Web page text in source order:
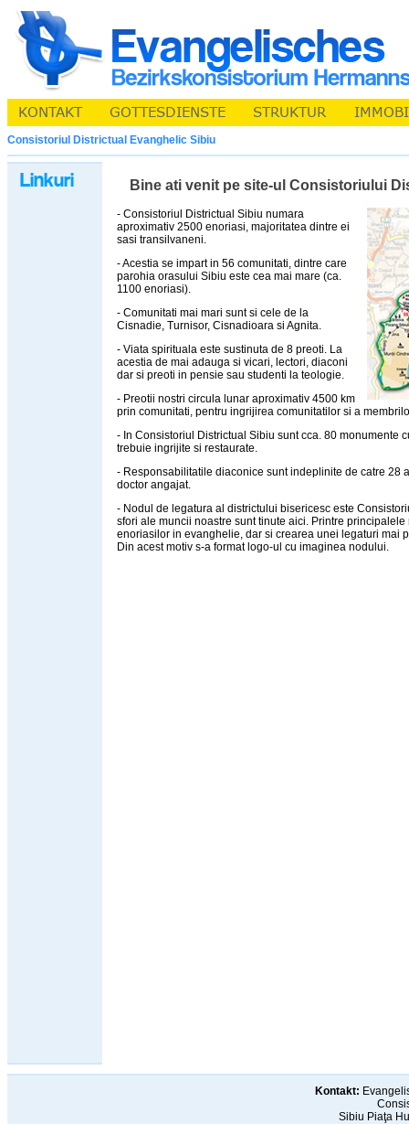
Consistoriul Districtual Evanghelic Sibiu
Bine ati venit pe site-ul Consistoriului
- Consistoriul Districtual Sibiu numara
aproximativ 2500 enoriasi, majoritatea dintre ei
sasi transilvaneni.
- Acestia se impart in 56 comunitati, dintre care
parohia orasului Sibiu este cea mai mare (ca.
1100 enoriasi).
- Comunitati mai mari sunt si cele de la
Cisnadie, Turnisor, Cisnadioara si Agnita.
- Viata spirituala este sustinuta de 8 preoti. La
acestia de mai adauga si vicari, lectori, diaconi
dar si preoti in pensie sau studenti la teologie.
- Preotii nostri circula lunar aproximativ 4500 km
prin comunitati, pentru ingrijirea comunitatilor si a
- In Consistoriul Districtual Sibiu sunt cca. 80 monumente
trebuie ingrijite si restaurate.
- Responsabilitatile diaconice sunt indeplinite de catre 28
doctor angajat.
- Nodul de legatura al districtului bisericesc este
sfori ale muncii noastre sunt tinute aici. Printre
enoriasilor in evanghelie, dar si crearea unei legaturi mai
Din acest motiv s-a format logo-ul cu imaginea nodului.
Kontakt:
Sibiu Piaţa